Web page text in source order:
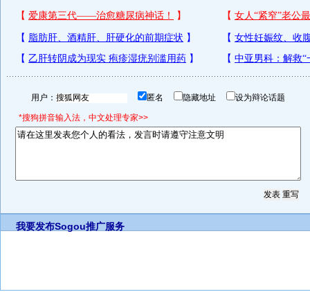
用户： 匿名 隐藏地址 设为辩论话题
*搜狗拼音输入法，中文处理专家>>
我要发布Sogou推广服务